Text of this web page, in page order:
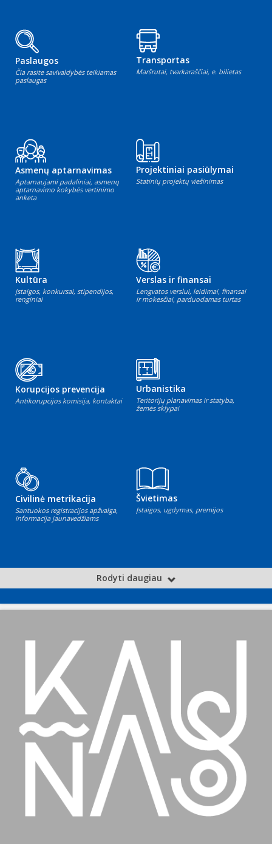
Paslaugos
Čia rasite savivaldybės teikiamas
paslaugas
Transportas
Maršrutai, tvarkaraščiai, e. bilietas
Asmenų aptarnavimas
Aptarnaujami padaliniai, asmenų
aptarnavimo kokybės vertinimo
anketa
Projektiniai pasiūlymai
Statinių projektų viešinimas
Kultūra
Įstaigos, konkursai, stipendijos,
renginiai
Verslas ir finansai
Lengvatos verslui, leidimai, finansai
ir mokesčiai, parduodamas turtas
Korupcijos prevencija
Antikorupcijos komisija, kontaktai
Urbanistika
Teritorijų planavimas ir statyba,
žemės sklypai
Civilinė metrikacija
Santuokos registracijos apžvalga,
informacija jaunavedžiams
Švietimas
Įstaigos, ugdymas, premijos
Rodyti daugiau